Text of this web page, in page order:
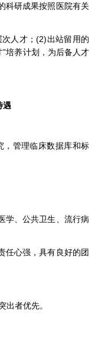
科研成果按照医院有关
人才；(2)出站留用的
培养计划，为后备人才
遇
，管理临床数据库和标
学、公共卫生、流行病
任心强，具有良好的团
出者优先。